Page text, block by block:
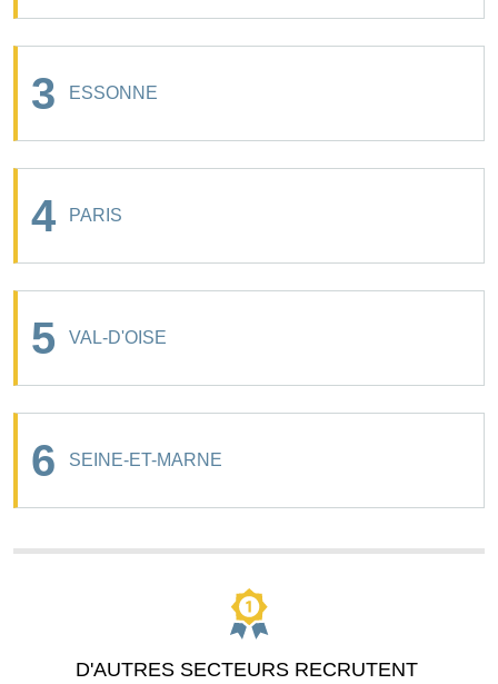
3 ESSONNE
4 PARIS
5 VAL-D'OISE
6 SEINE-ET-MARNE
D'AUTRES SECTEURS RECRUTENT